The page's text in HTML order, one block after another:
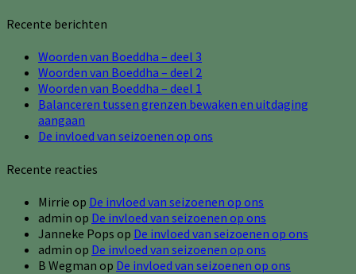
Recente berichten
Woorden van Boeddha – deel 3
Woorden van Boeddha – deel 2
Woorden van Boeddha – deel 1
Balanceren tussen grenzen bewaken en uitdaging
aangaan
De invloed van seizoenen op ons
Recente reacties
Mirrie op De invloed van seizoenen op ons
admin op De invloed van seizoenen op ons
Janneke Pops op De invloed van seizoenen op ons
admin op De invloed van seizoenen op ons
B Wegman op De invloed van seizoenen op ons